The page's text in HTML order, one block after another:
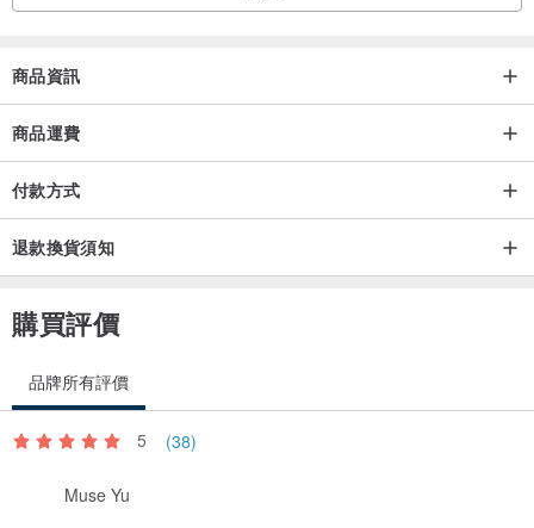
商品資訊
商品運費
付款方式
退款換貨須知
購買評價
品牌所有評價
5 (38)
Muse Yu